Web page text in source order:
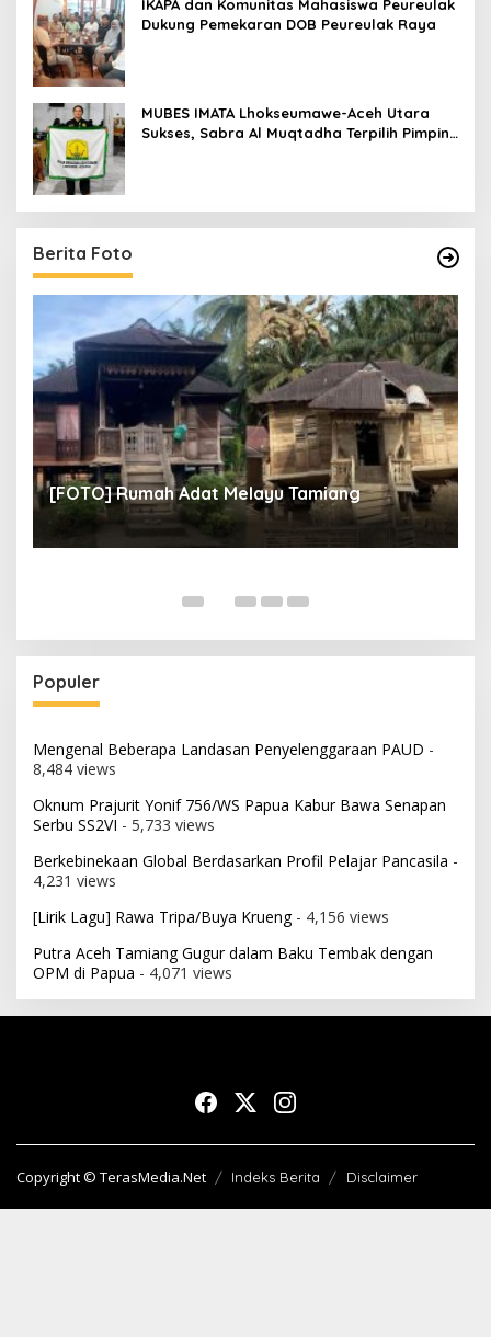
IKAPA dan Komunitas Mahasiswa Peureulak
Dukung Pemekaran DOB Peureulak Raya
MUBES IMATA Lhokseumawe-Aceh Utara
Sukses, Sabra Al Muqtadha Terpilih Pimpin
Berita Foto
[FOTO] Rumah Adat Melayu Tamiang
Populer
Mengenal Beberapa Landasan Penyelenggaraan PAUD -
8,484 views
Oknum Prajurit Yonif 756/WS Papua Kabur Bawa Senapan
Serbu SS2VI - 5,733 views
Berkebinekaan Global Berdasarkan Profil Pelajar Pancasila -
4,231 views
[Lirik Lagu] Rawa Tripa/Buya Krueng- 4,156 views
Putra Aceh Tamiang Gugur dalam Baku Tembak dengan
OPM di Papua - 4,071 views
Copyright © TerasMedia.Net Indeks Berita Disclaimer